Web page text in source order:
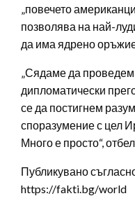
„повечето
позволява на най-
да има ядрено
„Сядаме да
дипломатически
се да постигнем
споразумение с цел
Много е просто“,
Публикувано
https://fakti.bg/world